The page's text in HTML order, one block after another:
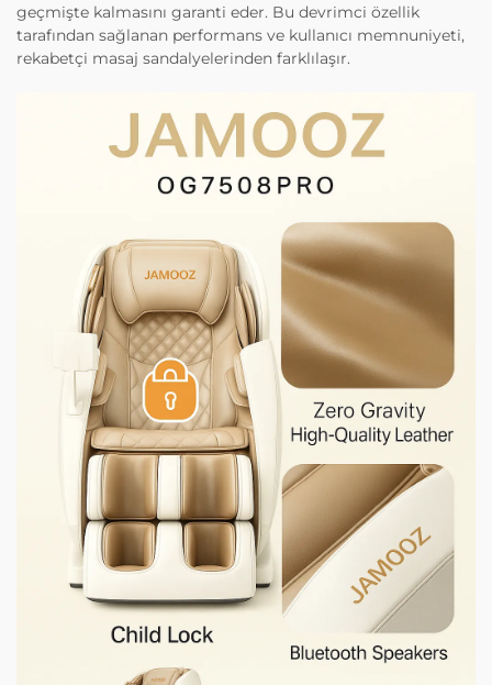
geçmişte kalmasını garanti eder. Bu devrimci özellik
tarafından sağlanan performans ve kullanıcı memnuniyeti,
rekabetçi masaj sandalyelerinden farklılaşır.